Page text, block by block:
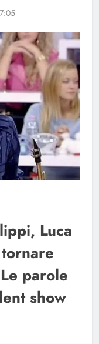
Luca
parole
show